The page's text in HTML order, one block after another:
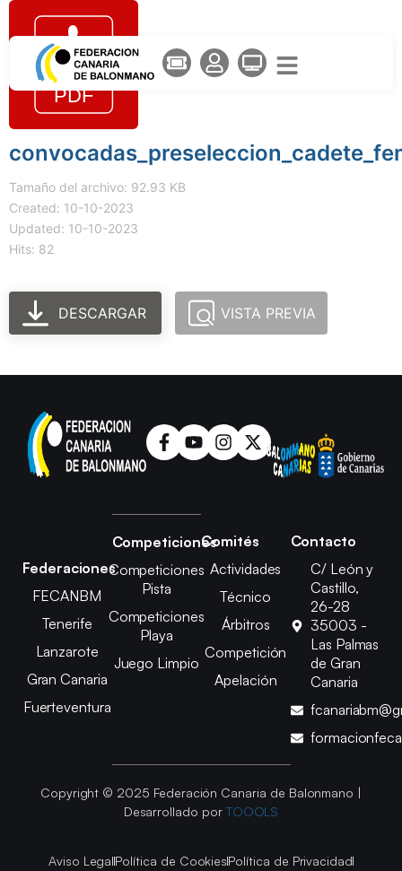
Tamaño del archivo: 92.93 KB
Created: 10-10-2023
Updated: 10-10-2023
Hits: 82
DESCARGAR VISTA PREVIA
Federaciones
FECANBM
Tenerife
Lanzarote
Gran Canaria
Fuerteventura
Competiciones
Competiciones
Pista
Competiciones
Playa
Juego Limpio
Comités
Actividades
Técnico
Árbitros
Competición
Apelación
Contacto
C/ León y
Castillo,
26-28
35003 -
Las Palmas
de Gran
Canaria
Copyright © 2025 Federación Canaria de Balonmano |
Desarrollado por TOOOLS
Aviso LegalPolítica de CookiesPolítica de Privacidad